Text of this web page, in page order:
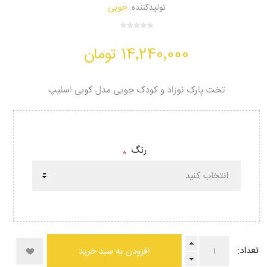
تولیدکننده: جویی
14٬240٬000 تومان
تخت پارک نوزاد و کودک جویی مدل کوبی اسلیپ
رنگ *
تعداد: افزودن به سبد خرید